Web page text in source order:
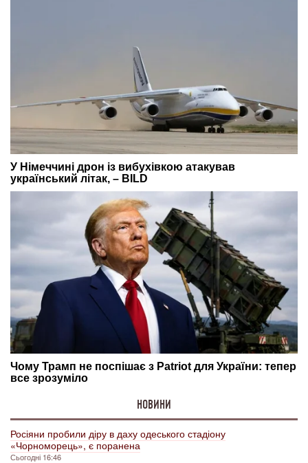
НОВИНИ
Росіяни пробили діру в даху одеського стадіону
«Чорноморець», є поранена
Сьогодні 16:46